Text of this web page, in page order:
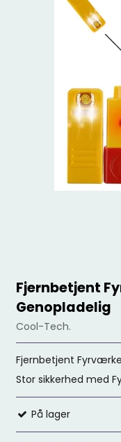
Fjernbetjent
Genopladelig
Cool-Tech.
Fjernbetjent
Stor sikkerhed med
På lager